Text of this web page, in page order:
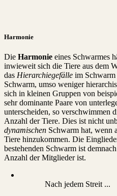
Harmonie
Die Harmonie eines Schwarmes
inwieweit sich die Tiere aus dem
das Hierarchiegefälle im
Schwarm, umso weniger
sich in kleinen Gruppen von
sehr dominante Paare von
unterscheiden, so verschwimmen
Anzahl der Tiere. Dies ist nicht
dynamischen Schwarm hat, wenn
Tiere hinzukommen. Die
bestehenden Schwarm ist
Anzahl der Mitglieder ist.
Nach jedem Streit ...